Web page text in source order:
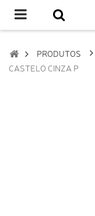
PRODUTOS
CASTELO CINZA P